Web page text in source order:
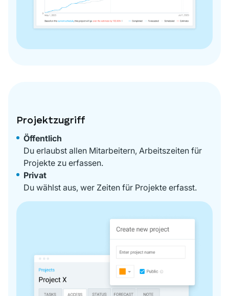
Projektzugriff
Öffentlich
Du erlaubst allen Mitarbeitern, Arbeitszeiten für
Projekte zu erfassen.
Privat
Du wählst aus, wer Zeiten für Projekte erfasst.